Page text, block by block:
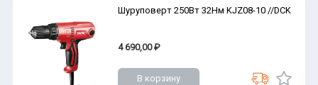
Шуруповерт 250Вт 32Нм KJZ08-10 //DCK
4 690,00 ₽
В корзину